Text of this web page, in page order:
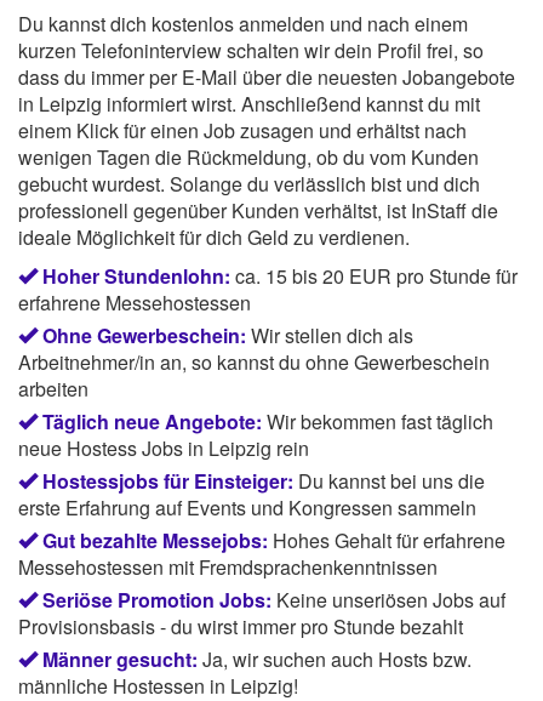
Du kannst dich kostenlos anmelden und nach einem
kurzen Telefoninterview schalten wir dein Profil frei, so
dass du immer per E-Mail über die neuesten Jobangebote
in Leipzig informiert wirst. Anschließend kannst du mit
einem Klick für einen Job zusagen und erhältst nach
wenigen Tagen die Rückmeldung, ob du vom Kunden
gebucht wurdest. Solange du verlässlich bist und dich
professionell gegenüber Kunden verhältst, ist InStaff die
ideale Möglichkeit für dich Geld zu verdienen.
Hoher Stundenlohn: ca. 15 bis 20 EUR pro Stunde für
erfahrene Messehostessen
Ohne Gewerbeschein: Wir stellen dich als
Arbeitnehmer/in an, so kannst du ohne Gewerbeschein
arbeiten
Täglich neue Angebote: Wir bekommen fast täglich
neue Hostess Jobs in Leipzig rein
Hostessjobs für Einsteiger: Du kannst bei uns die
erste Erfahrung auf Events und Kongressen sammeln
Gut bezahlte Messejobs: Hohes Gehalt für erfahrene
Messehostessen mit Fremdsprachenkenntnissen
Seriöse Promotion Jobs: Keine unseriösen Jobs auf
Provisionsbasis - du wirst immer pro Stunde bezahlt
Männer gesucht: Ja, wir suchen auch Hosts bzw.
männliche Hostessen in Leipzig!